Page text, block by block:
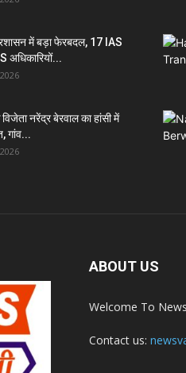
में बड़ा फेरबदल, 17 IAS
अधिकारियों...
नरेंद्र बेरवाल का हांसी में
गांव...
ABOUT US
Welcome To
Contact us: